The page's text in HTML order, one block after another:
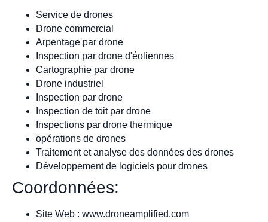
Service de drones
Drone commercial
Arpentage par drone
Inspection par drone d'éoliennes
Cartographie par drone
Drone industriel
Inspection par drone
Inspection de toit par drone
Inspections par drone thermique
opérations de drones
Traitement et analyse des données des drones
Développement de logiciels pour drones
Coordonnées:
Site Web : www.droneamplified.com